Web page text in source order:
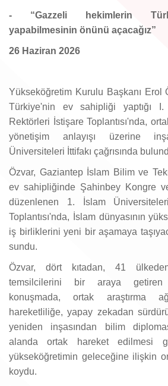
- “Gazzeli hekimlerin
yapabilmesinin önünü açacağız”
26 Haziran 2026
Yükseköğretim Kurulu Başkanı Erol
Türkiye'nin ev sahipliği yaptığı I.
Rektörleri İstişare Toplantısı'nda,
yönetişim anlayışı üzerine
Üniversiteleri İttifakı çağrısında
Özvar, Gaziantep İslam Bilim ve
ev sahipliğinde Şahinbey Kongre
düzenlenen 1. İslam
Toplantısı'nda, İslam dünyasının
iş birliklerini yeni bir aşamaya
sundu.
Özvar, dört kıtadan, 41
temsilcilerini bir araya getiren
konuşmada, ortak araştırma
hareketliliğe, yapay zekadan
yeniden inşasından bilim
alanda ortak hareket edilmesi
yükseköğretimin geleceğine ilişkin
koydu.